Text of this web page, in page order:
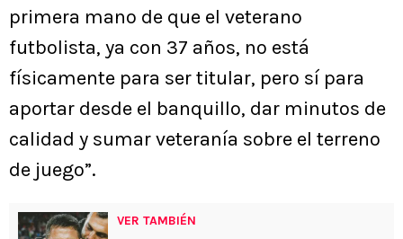
primera mano de que el veterano
futbolista, ya con 37 años, no está
físicamente para ser titular, pero sí para
aportar desde el banquillo, dar minutos de
calidad y sumar veteranía sobre el terreno
de juego”.
VER TAMBIÉN